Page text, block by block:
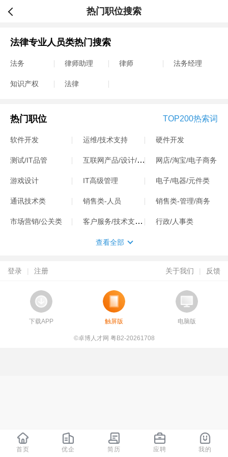
热门职位搜索
法律专业人员类热门搜索
法务 律师助理 律师 法务经理
知识产权 法律
热门职位 TOP200热索词
软件开发 运维/技术支持 硬件开发
测试/IT品管 互联网产品/设计/运营 网店/淘宝/电子商务
游戏设计 IT高级管理 电子/电器/元件类
通讯技术类 销售类-人员 销售类-管理/商务
市场营销/公关类 客户服务/技术支持类 行政/人事类
查看全部
登录 | 注册 关于我们 | 反馈
下载APP 触屏版 电脑版
©卓博人才网 粤B2-20261708
首页 优企 简历 应聘 我的